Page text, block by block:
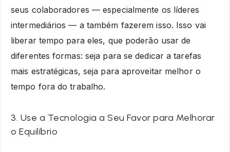
seus colaboradores — especialmente os líderes
intermediários — a também fazerem isso. Isso vai
liberar tempo para eles, que poderão usar de
diferentes formas: seja para se dedicar a tarefas
mais estratégicas, seja para aproveitar melhor o
tempo fora do trabalho.
3. Use a Tecnologia a Seu Favor para Melhorar
o Equilíbrio